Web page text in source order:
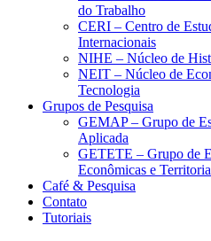
do Trabalho
CERI – Centro de
Internacionais
NIHE – Núcleo de
NEIT – Núcleo de
Tecnologia
Grupos de Pesquisa
GEMAP – Grupo de
Aplicada
GETETE – Grupo de
Econômicas e
Café & Pesquisa
Contato
Tutoriais